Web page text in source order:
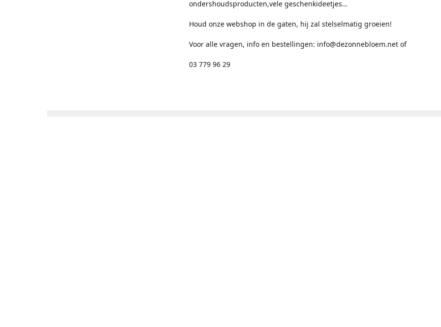
ondershoudsproducten,vele geschenkideetjes…
Houd onze webshop in de gaten, hij zal stelselmatig groeien!
Voor alle vragen, info en bestellingen: info@dezonnebloem.net of
03 779 96 29